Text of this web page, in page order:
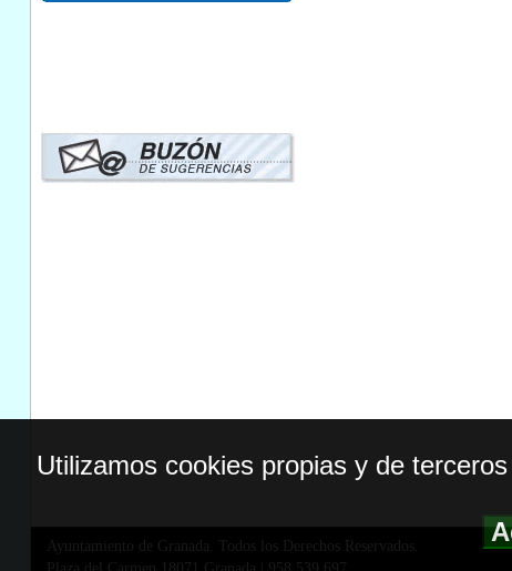
Ayuntamiento de Granada. Todos los Derechos Reservados.
Utilizamos cookies propias y de